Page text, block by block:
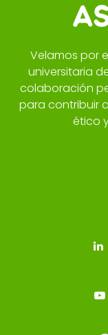
Velamos por
universitaria
colaboración
para contribuir
ético